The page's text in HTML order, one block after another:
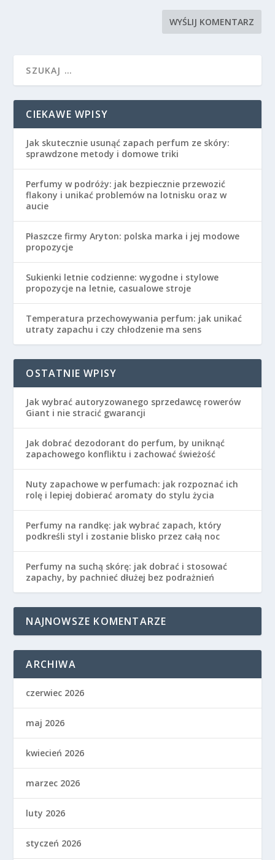
CIEKAWE WPISY
Jak skutecznie usunąć zapach perfum ze skóry:
sprawdzone metody i domowe triki
Perfumy w podróży: jak bezpiecznie przewozić
flakony i unikać problemów na lotnisku oraz w
aucie
Płaszcze firmy Aryton: polska marka i jej modowe
propozycje
Sukienki letnie codzienne: wygodne i stylowe
propozycje na letnie, casualowe stroje
Temperatura przechowywania perfum: jak unikać
utraty zapachu i czy chłodzenie ma sens
OSTATNIE WPISY
Jak wybrać autoryzowanego sprzedawcę rowerów
Giant i nie stracić gwarancji
Jak dobrać dezodorant do perfum, by uniknąć
zapachowego konfliktu i zachować świeżość
Nuty zapachowe w perfumach: jak rozpoznać ich
rolę i lepiej dobierać aromaty do stylu życia
Perfumy na randkę: jak wybrać zapach, który
podkreśli styl i zostanie blisko przez całą noc
Perfumy na suchą skórę: jak dobrać i stosować
zapachy, by pachnieć dłużej bez podrażnień
NAJNOWSZE KOMENTARZE
ARCHIWA
czerwiec 2026
maj 2026
kwiecień 2026
marzec 2026
luty 2026
styczeń 2026